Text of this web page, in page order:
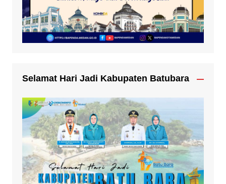
Selamat Hari Jadi Kabupaten Batubara